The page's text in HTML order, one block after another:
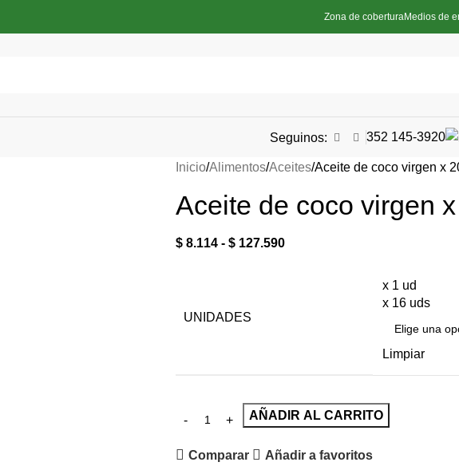
Zona de coberturaMedios de
Seguinos: 352 145-3920
Inicio Alimentos Aceites Aceite de coco virgen x
Aceite de coco virgen
$ 8.114 - $ 127.590
UNIDADES
x 1 ud
x 16 uds
Limpiar
AÑADIR AL CARRITO
Comparar Añadir a favoritos